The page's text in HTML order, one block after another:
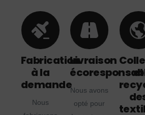
Fabrication
à la
demande
Nous
Livraison
Nous avons
opté pour
et